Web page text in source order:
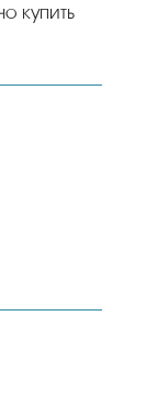
купить